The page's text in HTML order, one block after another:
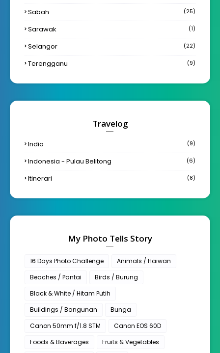
Sabah (25)
Sarawak (1)
Selangor (22)
Terengganu (9)
Travelog
India (9)
Indonesia - Pulau Belitong (6)
Itinerari (8)
My Photo Tells Story
16 Days Photo Challenge
Animals / Haiwan
Beaches / Pantai
Birds / Burung
Black & White / Hitam Putih
Buildings / Bangunan
Bunga
Canon 50mm f/1.8 STM
Canon EOS 60D
Foods & Baverages
Fruits & Vegetables